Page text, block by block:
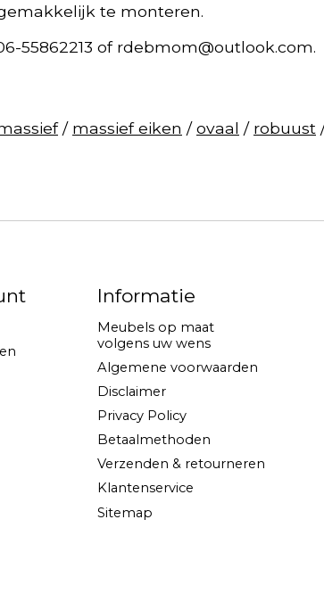
te monteren.
55862213 of rdebmom@outlook.com.
/ massief eiken /ovaal / robuust
Informatie
Meubels op maat
volgens uw wens
Algemene voorwaarden
Disclaimer
Privacy Policy
Betaalmethoden
Verzenden & retourneren
Klantenservice
Sitemap